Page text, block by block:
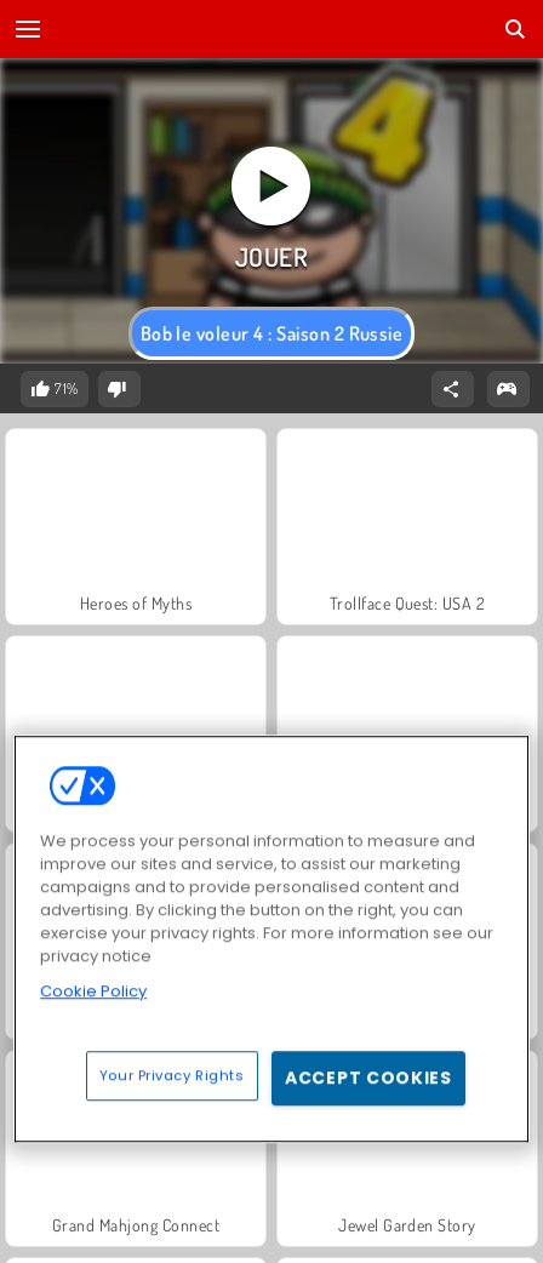
Bob le voleur 4 : Saison 2 Russie
71%
Heroes of Myths Trollface Quest: USA 2
Royal Story
Grand Mahjong Connect Jewel Garden Story
We process your personal information to measure and
improve our sites and service, to assist our marketing
campaigns and to provide personalised content and
advertising. By clicking the button on the right, you can
exercise your privacy rights. For more information see our
privacy notice
Cookie Policy
Your Privacy Rights ACCEPT COOKIES